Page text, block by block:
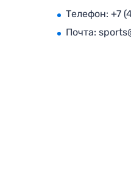
Телефон: +7
Почта: